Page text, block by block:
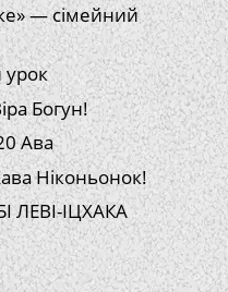
— сімейний
урок
Богун!
Ава
Ніконьонок!
ЛЕВІ-ІЦХАКА